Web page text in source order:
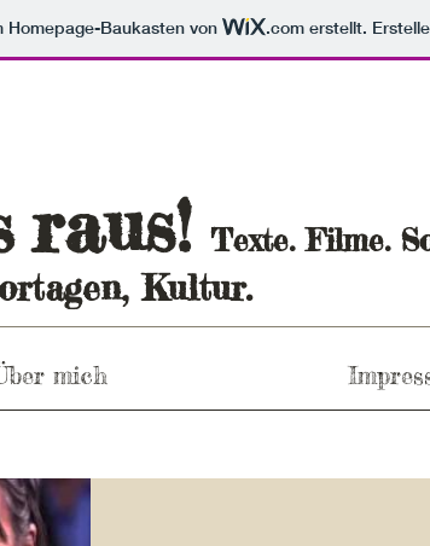
Homepage-Baukasten von .com erstellt.
raus! Texte. Filme.
Kultur.
mich